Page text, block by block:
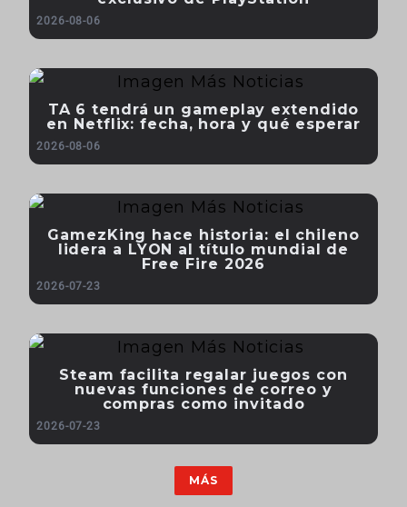
2026-08-06
TA 6 tendrá un gameplay extendido
en Netflix: fecha, hora y qué esperar
2026-08-06
GamezKing hace historia: el chileno
lidera a LYON al título mundial de
Free Fire 2026
2026-07-23
Steam facilita regalar juegos con
nuevas funciones de correo y
compras como invitado
2026-07-23
MÁS